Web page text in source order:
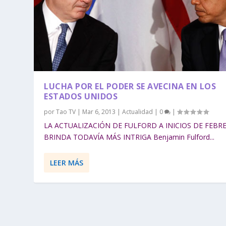
LUCHA POR EL PODER SE AVECINA EN LOS
ESTADOS UNIDOS
porTao TV | Mar 6, 2013 |Actualidad | 0 |
LA ACTUALIZACIÓN DE FULFORD A INICIOS DE
BRINDA TODAVÍA MÁS INTRIGA Benjamin Fulford...
LEER MÁS